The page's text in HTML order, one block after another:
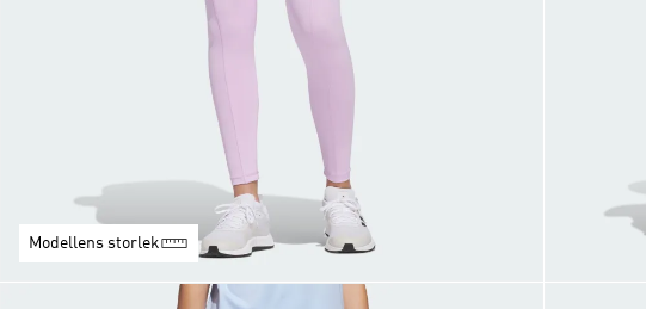
Modellens storlek